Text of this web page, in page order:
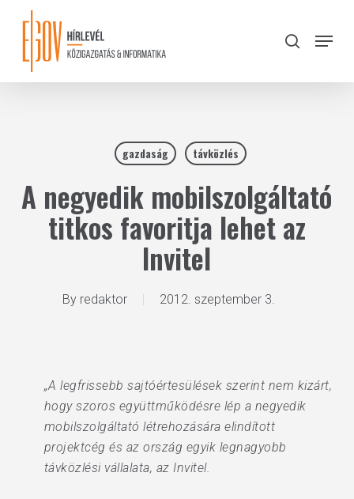
content
search
Menu
gazdaság távközlés
A negyedik mobilszolgáltató
titkos favoritja lehet az
Invitel
By redaktor 2012. szeptember 3.
„A legfrissebb sajtóértesülések szerint nem kizárt,
hogy szoros együttműködésre lép a negyedik
mobilszolgáltató létrehozására elindított
projektcég és az ország egyik legnagyobb
távközlési vállalata, az Invitel.
Close